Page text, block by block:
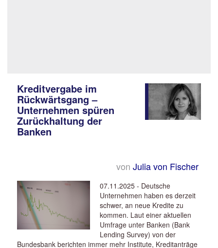
Kreditvergabe im
Rückwärtsgang –
Unternehmen spüren
Zurückhaltung der
Banken
von Julia von Fischer
07.11.2025 - Deutsche
Unternehmen haben es derzeit
schwer, an neue Kredite zu
kommen. Laut einer aktuellen
Umfrage unter Banken (Bank
Lending Survey) von der
Bundesbank berichten immer mehr Institute, Kreditanträge